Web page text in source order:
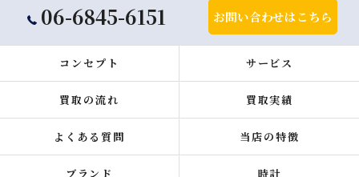
06-6845-6151 お問い合わせはこちら
コンセプト サービス
買取の流れ 買取実績
よくある質問 当店の特徴
ブランド 時計